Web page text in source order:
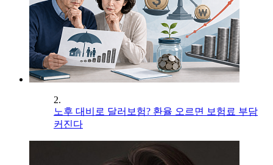
2.
노후 대비로 달러보험? 환율 오르면 보험료 부담
커진다